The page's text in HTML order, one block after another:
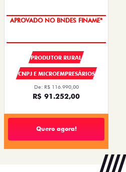
APROVADO NO BNDES FINAME*
PRODUTOR RURAL
CNPJ E MICROEMPRESÁRIOS
De: R$ 116.990,00
R$ 91.252,00
Quero agora!